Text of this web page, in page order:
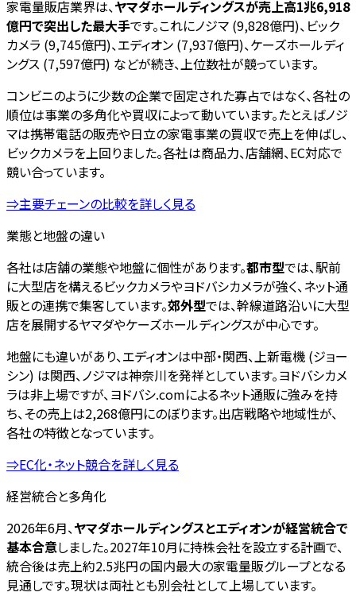
家電量販店業界は、ヤマダホールディングスが売上高1兆6,918
億円で突出した最大手です。これにノジマ (9,828億円)、ビック
カメラ (9,745億円)、エディオン (7,937億円)、ケーズホールディ
ングス (7,597億円) などが続き、上位数社が競っています。
コンビニのように少数の企業で固定された寡占ではなく、各社の
順位は事業の多角化や買収によって動いています。たとえばノジ
マは携帯電話の販売や日立の家電事業の買収で売上を伸ばし、
ビックカメラを上回りました。各社は商品力、店舗網、EC対応で
競い合っています。
⇒主要チェーンの比較を詳しく見る
業態と地盤の違い
各社は店舗の業態や地盤に個性があります。都市型では、駅前
に大型店を構えるビックカメラやヨドバシカメラが強く、ネット通
販との連携で集客しています。郊外型では、幹線道路沿いに大型
店を展開するヤマダやケーズホールディングスが中心です。
地盤にも違いがあり、エディオンは中部・関西、上新電機 (ジョー
シン) は関西、ノジマは神奈川を発祥としています。ヨドバシカメ
ラは非上場ですが、ヨドバシ.comによるネット通販に強みを持
ち、その売上は2,268億円にのぼります。出店戦略や地域性が、
各社の特徴となっています。
⇒EC化・ネット競合を詳しく見る
経営統合と多角化
2026年6月、ヤマダホールディングスとエディオンが経営統合で
基本合意しました。2027年10月に持株会社を設立する計画で、
統合後は売上約2.5兆円の国内最大の家電量販グループとなる
見通しです。現状は両社とも別会社として上場しています。